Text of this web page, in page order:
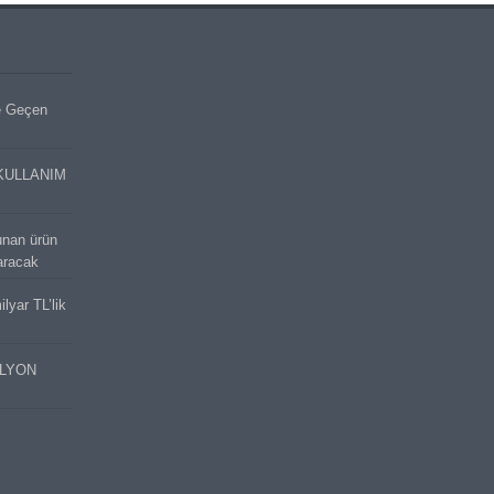
Geçen
ürün
TL’lik